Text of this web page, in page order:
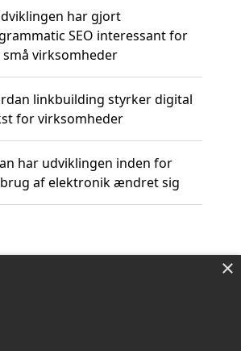
har gjort
SEO interessant for
små virksomheder
linkbuilding styrker digital
for virksomheder
har udviklingen inden for
af elektronik ændret sig
×